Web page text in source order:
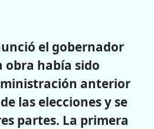
el gobernador
obra había sido
anterior
las elecciones y se
partes. La primera